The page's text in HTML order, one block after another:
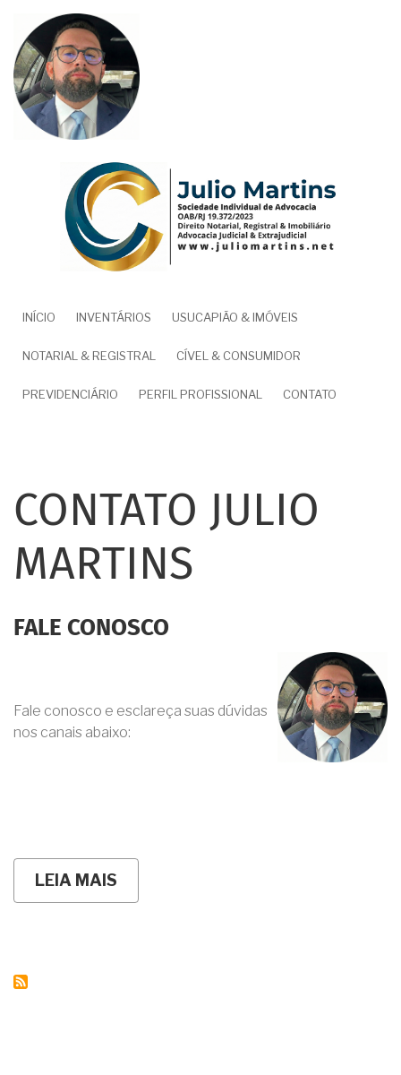
para
conteúdo
principal
NAVEGAÇÃO
PRINCIPAL
INÍCIO INVENTÁRIOS USUCAPIÃO & IMÓVEIS
NOTARIAL & REGISTRAL CÍVEL & CONSUMIDOR
PREVIDENCIÁRIO PERFIL PROFISSIONAL CONTATO
CONTATO JULIO
MARTINS
FALE CONOSCO
Fale conosco e esclareça suas dúvidas
nos canais abaixo:
LEIA MAIS
FALE